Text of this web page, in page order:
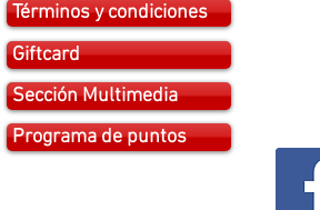
Términos y condiciones
Giftcard
Sección Multimedia
Programa de puntos